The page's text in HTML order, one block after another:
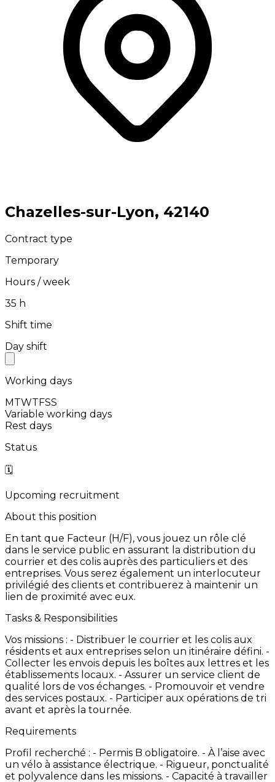
⁨Chazelles-sur-Lyon⁩, ⁨42140⁩
Contract type
Temporary
Hours / week
⁨35⁩ h
Shift time
Day shift
Working days
MTWTFSS
Variable working days
Rest days
Status
🗓️
Upcoming recruitment
About this position
En tant que Facteur (H/F), vous jouez un rôle clé
dans le service public en assurant la distribution du
courrier et des colis auprès des particuliers et des
entreprises. Vous serez également un interlocuteur
privilégié des clients et contribuerez à maintenir un
lien de proximité avec eux.
Tasks & Responsibilities
Vos missions : - Distribuer le courrier et les colis aux
résidents et aux entreprises selon un itinéraire défini. -
Collecter les envois depuis les boîtes aux lettres et les
établissements locaux. - Assurer un service client de
qualité lors de vos échanges. - Promouvoir et vendre
des services postaux. - Participer aux opérations de tri
avant et après la tournée.
Requirements
Profil recherché : - Permis B obligatoire. - À l’aise avec
un vélo à assistance électrique. - Rigueur, ponctualité
et polyvalence dans les missions. - Capacité à travailler